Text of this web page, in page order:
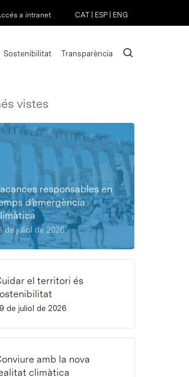
a intranet CAT ESP ENG
Sostenibilitat Transparència search
vistes
responsables en
d’emergència
de juliol de 2026
el territori és
de juliol de 2026
amb la nova
climàtica